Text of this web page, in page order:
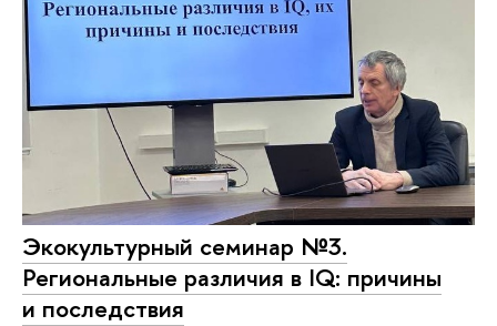
Экокультурный семинар №3.
Региональные различия в IQ: причины
и последствия